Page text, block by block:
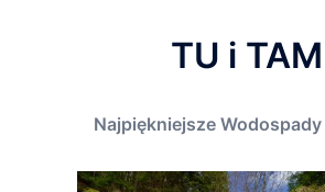
TU i TAM
Najpiękniejsze